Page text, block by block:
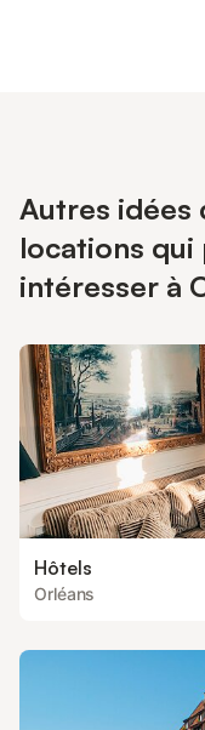
Autres idées
locations
intéresser à
Hôtels
Orléans